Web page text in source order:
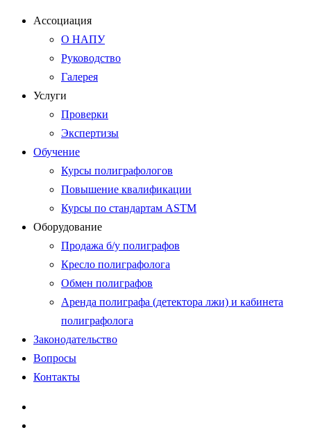
Ассоциация
О НАПУ
Руководство
Галерея
Услуги
Проверки
Экспертизы
Обучение
Курсы полиграфологов
Повышение квалификации
Курсы по стандартам ASTM
Оборудование
Продажа б/у полиграфов
Кресло полиграфолога
Обмен полиграфов
Аренда полиграфа (детектора лжи) и кабинета
полиграфолога
Законодательство
Вопросы
Контакты